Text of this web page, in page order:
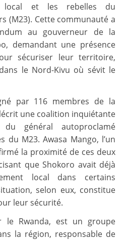
local et les rebelles du
(M23). Cette communauté a
au gouverneur de la
demandant une présence
sécuriser leur territoire,
le Nord-Kivu où sévit le
par 116 membres de la
une coalition inquiétante
général autoproclamé
du M23. Awasa Mango, l’un
la proximité de ces deux
que Shokoro avait déjà
local dans certains
selon eux, constitue
leur sécurité.
le Rwanda, est un groupe
la région, responsable de